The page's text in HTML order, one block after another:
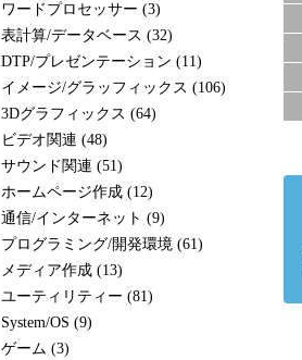
ワードプロセッサー (3)
表計算/データベース (32)
DTP/プレゼンテーション (11)
イメージ/グラッフィックス (106)
3Dグラフィックス (64)
ビデオ関連 (48)
サウンド関連 (51)
ホームページ作成 (12)
通信/インターネット (9)
プログラミング/開発環境 (61)
メディア作成 (13)
ユーティリティー (81)
System/OS (9)
ゲーム (3)